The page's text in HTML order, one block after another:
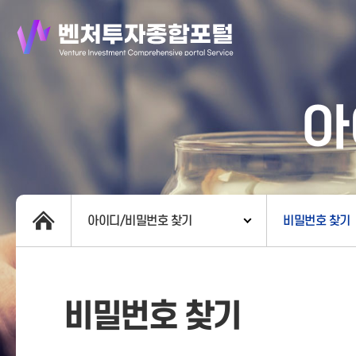
아이디/비밀번호 찾기 비밀번호 찾기
비밀번호 찾기